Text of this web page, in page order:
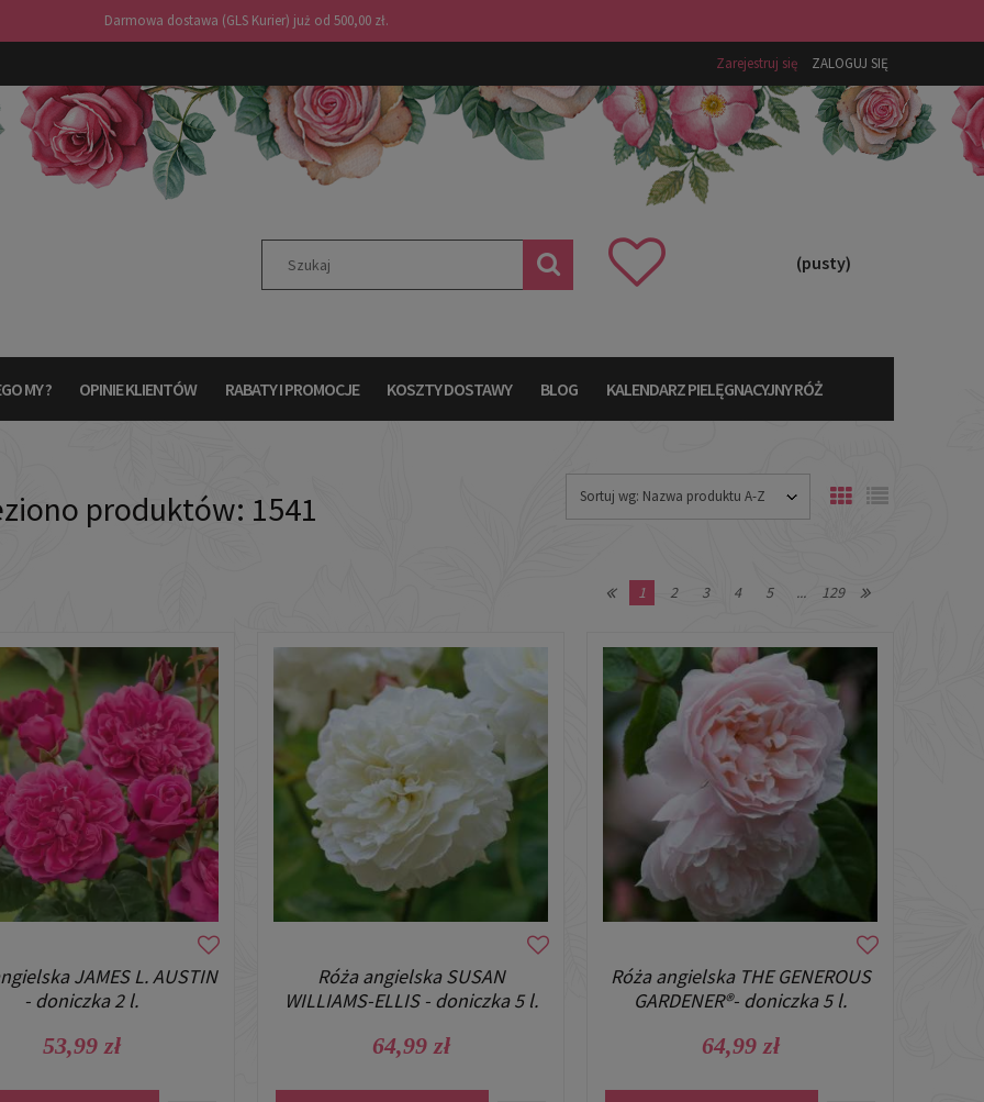
Darmowa dostawa (GLS Kurier) już od 500,00 zł.
Zarejestruj się ZALOGUJ SIĘ
(pusty)
MY ? OPINIE KLIENTÓW RABATY I PROMOCJE KOSZTY DOSTAWY BLOG KALENDARZ PIELĘGNACYJNY RÓŻ
produktów: 1541 Sortuj wg: Nazwa produktu A-Z
1 2 3 4 5 ... 129
JAMES L. AUSTIN
- doniczka 2 l.
53,99 zł
Róża angielska SUSAN
WILLIAMS-ELLIS - doniczka 5 l.
64,99 zł
Róża angielska THE GENEROUS
GARDENER®- doniczka 5 l.
64,99 zł